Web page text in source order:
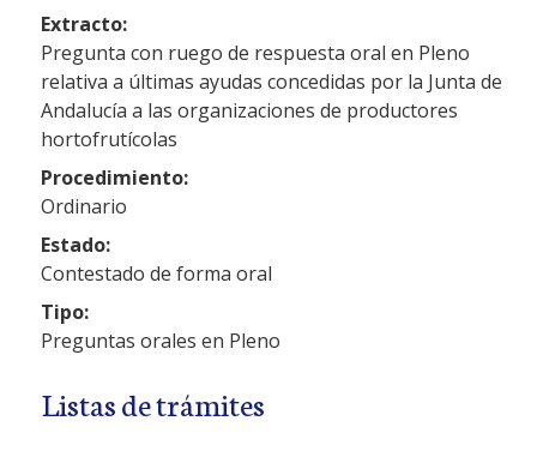
Extracto:
Pregunta con ruego de respuesta oral en Pleno
relativa a últimas ayudas concedidas por la Junta de
Andalucía a las organizaciones de productores
hortofrutícolas
Procedimiento:
Ordinario
Estado:
Contestado de forma oral
Tipo:
Preguntas orales en Pleno
Listas de trámites